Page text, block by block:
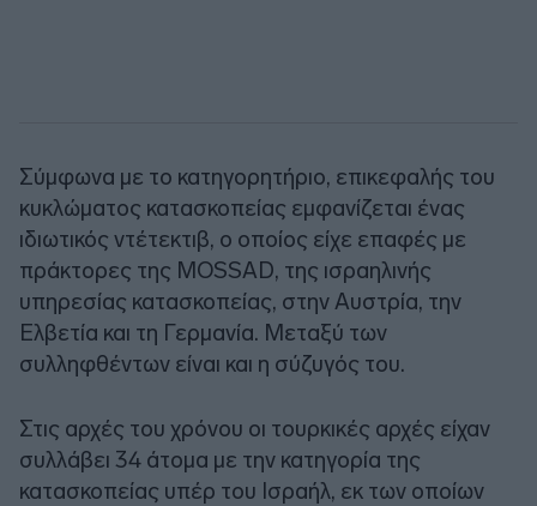
Σύμφωνα με το κατηγορητήριο, επικεφαλής του
κυκλώματος κατασκοπείας εμφανίζεται ένας
ιδιωτικός ντέτεκτιβ, ο οποίος είχε επαφές με
πράκτορες της MOSSAD, της ισραηλινής
υπηρεσίας κατασκοπείας, στην Αυστρία, την
Ελβετία και τη Γερμανία. Μεταξύ των
συλληφθέντων είναι και η σύζυγός του.
Στις αρχές του χρόνου οι τουρκικές αρχές είχαν
συλλάβει 34 άτομα με την κατηγορία της
κατασκοπείας υπέρ του Ισραήλ, εκ των οποίων